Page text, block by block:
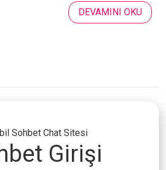
DEVAMINI OKU
Girişi